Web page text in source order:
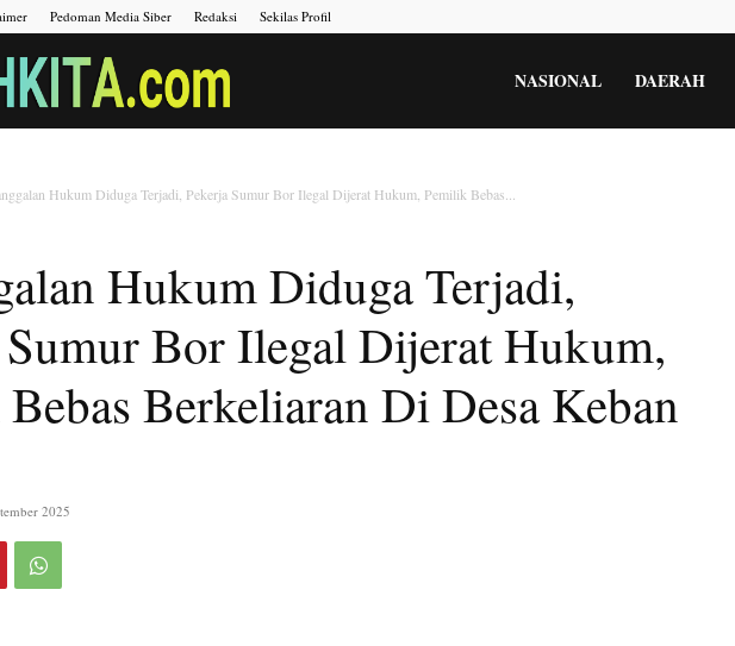
Pedoman Media Siber Redaksi Sekilas Profil
Menara
Gesah
NASIONAL DAERAH
Hukum Diduga Terjadi, Pekerja Sumur Bor Ilegal Dijerat Hukum, Pemilik Bebas...
Hukum Diduga Terjadi,
Bor Ilegal Dijerat Hukum,
Berkeliaran Di Desa Keban
2025